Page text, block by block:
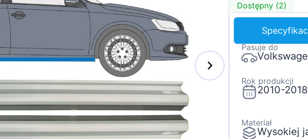
Dostępny (2)
Pasuje do
Rok produkcji
2010-2018
Materiał
Wysokiej